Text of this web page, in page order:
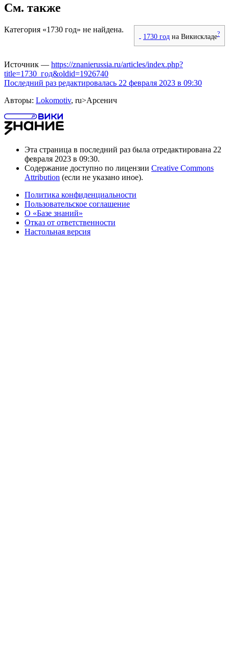
См. также
1730 год на Викискладе?
Категория «1730 год» не найдена.
Источник — https://znanierussia.ru/articles/index.php?
title=1730_год&oldid=1926740
Последний раз редактировалась 22 февраля 2023 в 09:30
Авторы: Lokomotiv, ru>Арсенич
Эта страница в последний раз была отредактирована 22
февраля 2023 в 09:30.
Содержание доступно по лицензии Creative Commons
Attribution (если не указано иное).
Политика конфиденциальности
Пользовательское соглашение
О «Базе знаний»
Отказ от ответственности
Настольная версия